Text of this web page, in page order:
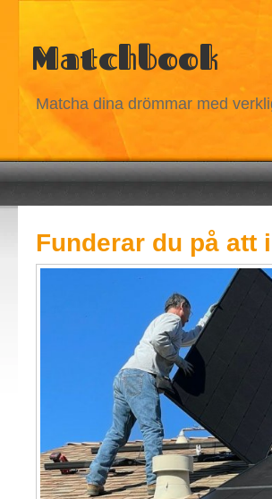
Matchbook
Matcha dina drömmar med
Funderar du på